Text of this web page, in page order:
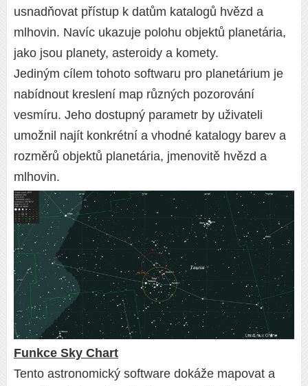
usnadňovat přístup k datům katalogů hvězd a
mlhovin. Navíc ukazuje polohu objektů planetária,
jako jsou planety, asteroidy a komety.
Jediným cílem tohoto softwaru pro planetárium je
nabídnout kreslení map různých pozorování
vesmíru. Jeho dostupný parametr by uživateli
umožnil najít konkrétní a vhodné katalogy barev a
rozměrů objektů planetária, jmenovitě hvězd a
mlhovin.
Funkce Sky Chart
Tento astronomický software dokáže mapovat a